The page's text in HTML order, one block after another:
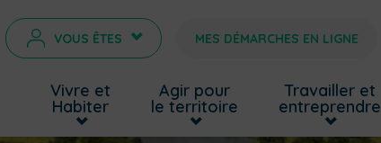
VOUS ÊTES > MES DÉMARCHES EN LIGNE
Vivre et
Habiter
Agir pour
le territoire
Travailler et
entreprendre